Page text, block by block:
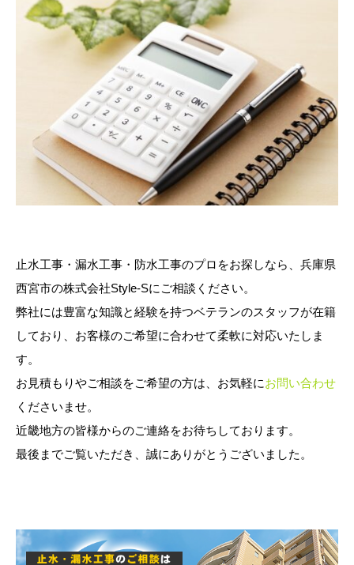
止水工事・漏水工事・防水工事のプロをお探しなら、兵庫県
西宮市の株式会社Style-Sにご相談ください。
弊社には豊富な知識と経験を持つベテランのスタッフが在籍
しており、お客様のご希望に合わせて柔軟に対応いたしま
す。
お見積もりやご相談をご希望の方は、お気軽にお問い合わせ
くださいませ。
近畿地方の皆様からのご連絡をお待ちしております。
最後までご覧いただき、誠にありがとうございました。